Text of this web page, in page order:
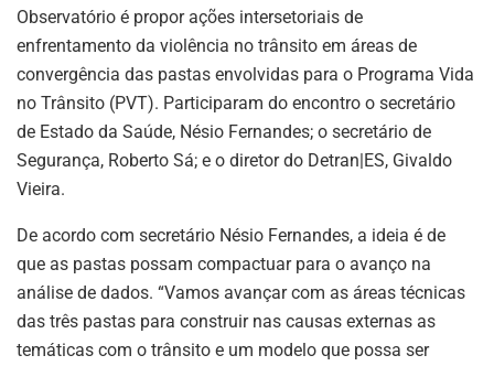
Observatório é propor ações intersetoriais de
enfrentamento da violência no trânsito em áreas de
convergência das pastas envolvidas para o Programa Vida
no Trânsito (PVT). Participaram do encontro o secretário
de Estado da Saúde, Nésio Fernandes; o secretário de
Segurança, Roberto Sá; e o diretor do Detran|ES, Givaldo
Vieira.
De acordo com secretário Nésio Fernandes, a ideia é de
que as pastas possam compactuar para o avanço na
análise de dados. “Vamos avançar com as áreas técnicas
das três pastas para construir nas causas externas as
temáticas com o trânsito e um modelo que possa ser